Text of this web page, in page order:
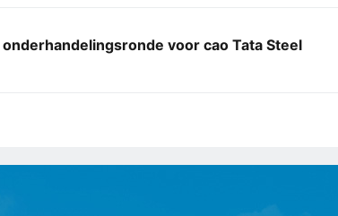
voor cao Tata Steel